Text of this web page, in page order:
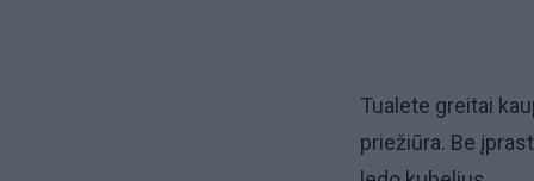
Tualete greitai
priežiūra. Be